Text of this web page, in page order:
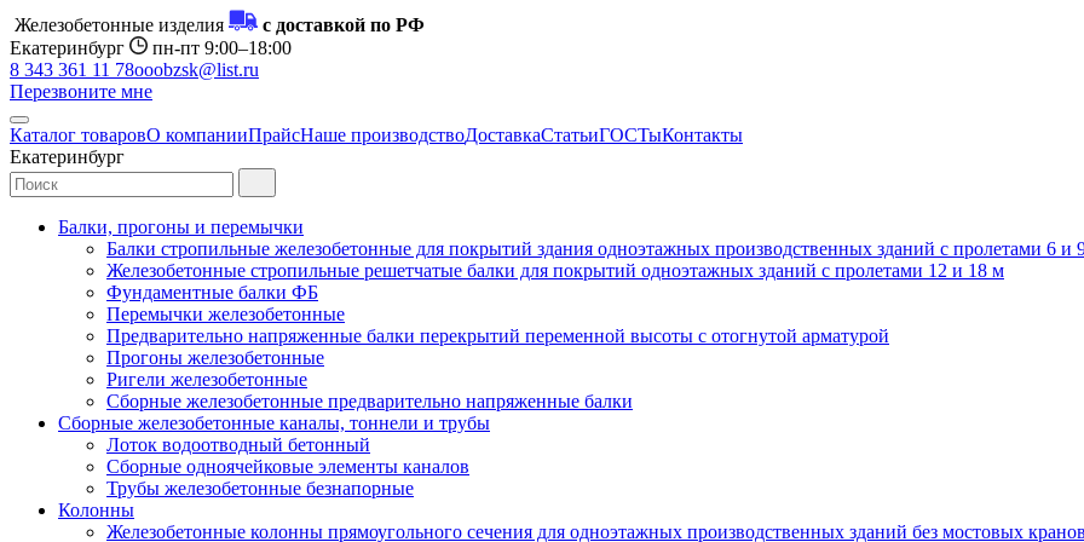
Железобетонные изделия
с доставкой по РФ
Екатеринбург
пн-пт 9:00–18:00
8 343 361 11 78ooobzsk@list.ru
Перезвоните мне
Каталог товаровО компанииПрайсНаше производствоДоставкаСтатьиГОСТыКонтакты
Екатеринбург
Балки, прогоны и перемычки
Балки стропильные железобетонные для покрытий здания одноэтажных производственных зданий с пролетами 6
Железобетонные стропильные решетчатые балки для покрытий одноэтажных зданий с пролетами 12 и 18 м
Фундаментные балки ФБ
Перемычки железобетонные
Предварительно напряженные балки перекрытий переменной высоты с отогнутой арматурой
Прогоны железобетонные
Ригели железобетонные
Сборные железобетонные предварительно напряженные балки
Сборные железобетонные каналы, тоннели и трубы
Лоток водоотводный бетонный
Сборные одноячейковые элементы каналов
Трубы железобетонные безнапорные
Колонны
Железобетонные колонны прямоугольного сечения для одноэтажных производственных зданий без мостовых кранов